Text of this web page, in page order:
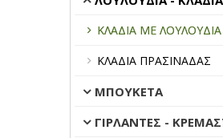
ΚΛΑΔΙΑ ΜΕ ΛΟΥΛΟΥΔΙΑ
ΚΛΑΔΙΑ ΠΡΑΣΙΝΑΔΑΣ
ΜΠΟΥΚΕΤΑ
ΓΙΡΛΑΝΤΕΣ -